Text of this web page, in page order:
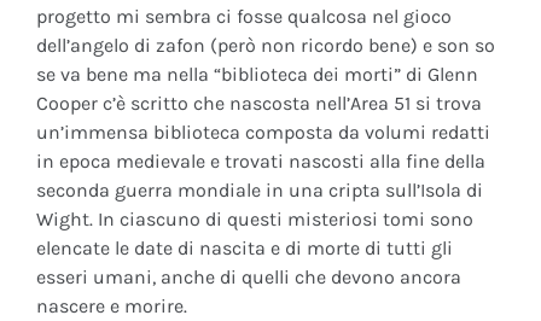
progetto mi sembra ci fosse qualcosa nel gioco
dell’angelo di zafon (però non ricordo bene) e son so
se va bene ma nella “biblioteca dei morti” di Glenn
Cooper c’è scritto che nascosta nell’Area 51 si trova
un’immensa biblioteca composta da volumi redatti
in epoca medievale e trovati nascosti alla fine della
seconda guerra mondiale in una cripta sull’Isola di
Wight. In ciascuno di questi misteriosi tomi sono
elencate le date di nascita e di morte di tutti gli
esseri umani, anche di quelli che devono ancora
nascere e morire.